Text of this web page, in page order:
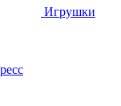
Игрушки